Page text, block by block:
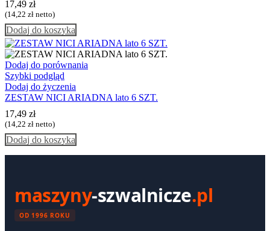
17,49 zł
(14,22 zł netto)
Dodaj do koszyka
Dodaj do porównania
Szybki podgląd
Dodaj do życzenia
ZESTAW NICI ARIADNA lato 6 SZT.
17,49 zł
(14,22 zł netto)
Dodaj do koszyka
maszyny-szwalnicze.pl
OD 1996 ROKU